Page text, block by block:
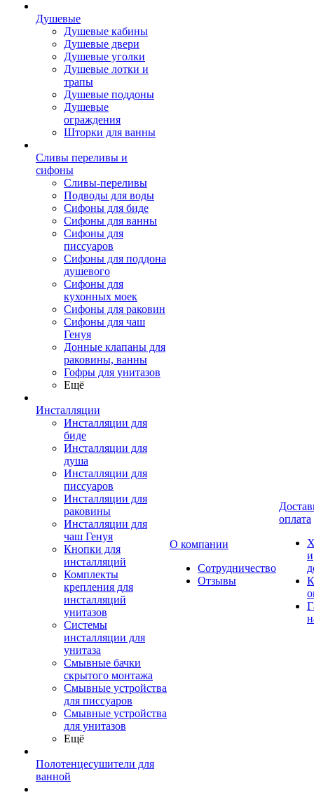
Душевые
Душевые кабины
Душевые двери
Душевые уголки
Душевые лотки и
трапы
Душевые поддоны
Душевые
ограждения
Шторки для ванны
Сливы переливы и
сифоны
Сливы-переливы
Подводы для воды
Сифоны для биде
Сифоны для ванны
Сифоны для
писсуаров
Сифоны для поддона
душевого
Сифоны для
кухонных моек
Сифоны для раковин
Сифоны для чаш
Генуя
Донные клапаны для
раковины, ванны
Гофры для унитазов
Ещё
Инсталляции
Инсталляции для
биде
Инсталляции для
душа
Инсталляции для
писсуаров
Инсталляции для
раковины
Инсталляции для
чаш Генуя
Кнопки для
инсталляций
Комплекты
крепления для
инсталляций
унитазов
Системы
инсталляции для
унитаза
Смывные бачки
скрытого монтажа
Смывные устройства
для писсуаров
Смывные устройства
для унитазов
Ещё
Полотенцесушители для
ванной
О компании
Сотрудничество
Отзывы
оплата
и